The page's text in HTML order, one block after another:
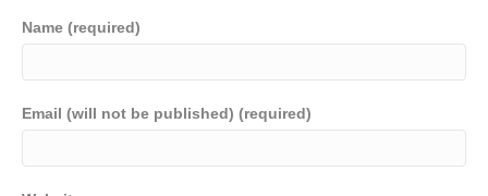
Name (required)
Email (will not be published) (required)